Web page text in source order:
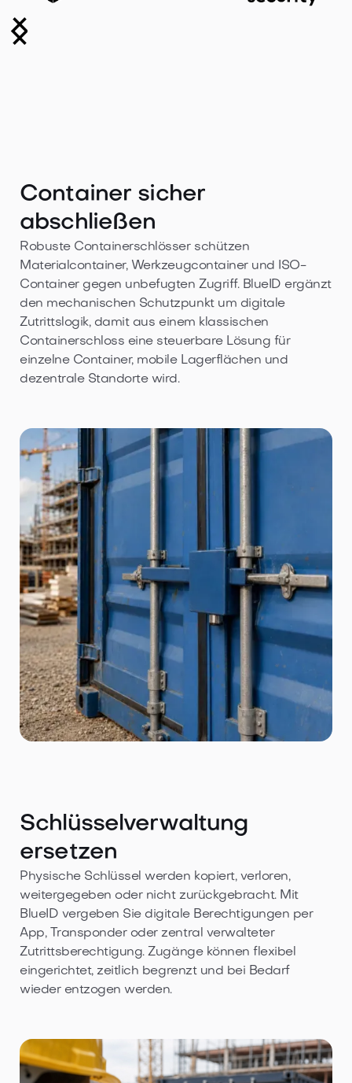
Container sicher
abschließen
Robuste Containerschlösser schützen
Materialcontainer, Werkzeugcontainer und ISO-
Container gegen unbefugten Zugriff. BlueID ergänzt
den mechanischen Schutzpunkt um digitale
Zutrittslogik, damit aus einem klassischen
Containerschloss eine steuerbare Lösung für
einzelne Container, mobile Lagerflächen und
dezentrale Standorte wird.
Schlüsselverwaltung
ersetzen
Physische Schlüssel werden kopiert, verloren,
weitergegeben oder nicht zurückgebracht. Mit
BlueID vergeben Sie digitale Berechtigungen per
App, Transponder oder zentral verwalteter
Zutrittsberechtigung. Zugänge können flexibel
eingerichtet, zeitlich begrenzt und bei Bedarf
wieder entzogen werden.